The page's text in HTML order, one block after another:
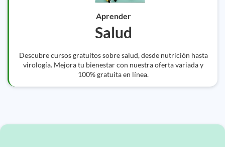
Aprender
Salud
Descubre cursos gratuitos sobre salud, desde nutrición hasta
virología. Mejora tu bienestar con nuestra oferta variada y
100% gratuita en línea.